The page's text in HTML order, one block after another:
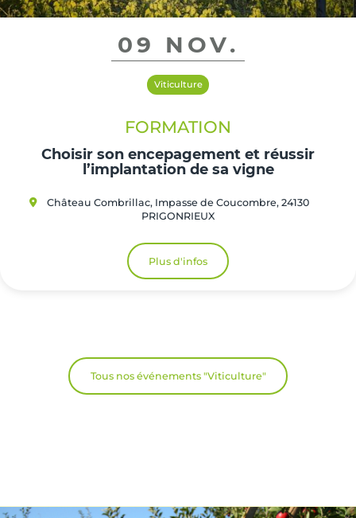
09 NOV.
Viticulture
FORMATION
Choisir son encepagement et réussir
l’implantation de sa vigne
Château Combrillac, Impasse de Coucombre, 24130
PRIGONRIEUX
Plus d'infos
Tous nos événements "Viticulture"